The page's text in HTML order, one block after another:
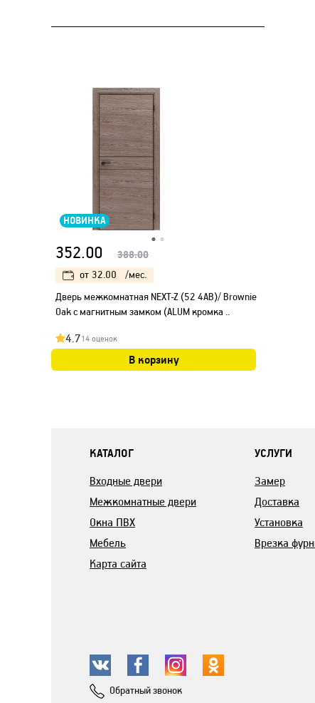
НОВИНКА
352.00 388.00
от 32.00
/мес.
Дверь межкомнатная NEXT-Z (52 4AB)/ Brownie
Oak с магнитным замком (ALUM кромка ..
4.714 оценок
В корзину
КАТАЛОГ
Входные двери
Межкомнатные двери
Окна ПВХ
Мебель
Карта сайта
УСЛУГИ
Замер
Доставка
Установка
Врезка
Обратный звонок